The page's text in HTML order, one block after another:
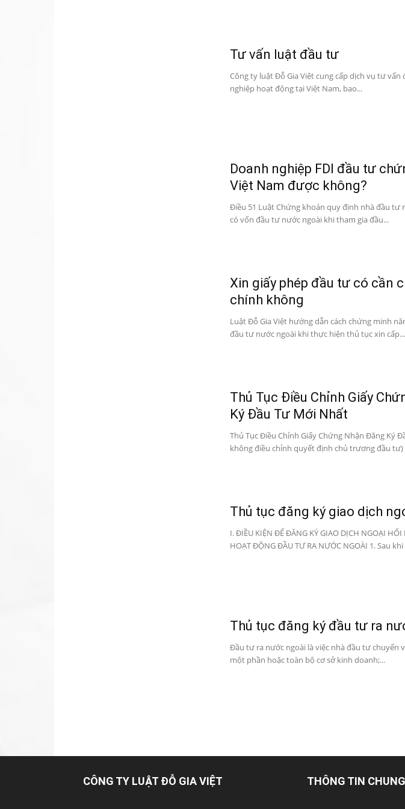
Tư vấn luật đầu tư
Công ty luật Đỗ Gia Việt cung cấp dịch vụ tư vấn
nghiệp hoạt động tại Việt Nam, bao...
Doanh nghiệp FDI đầu tư
Việt Nam được không?
Điều 51 Luật Chứng khoán quy định nhà đầu tư
có vốn đầu tư nước ngoài khi tham gia đầu...
Xin giấy phép đầu tư có cần
chính không
Luật Đỗ Gia Việt hướng dẫn cách chứng minh
đầu tư nước ngoài khi thực hiện thủ tục xin cấp...
Thủ Tục Điều Chỉnh Giấy
Ký Đầu Tư Mới Nhất
Thủ Tục Điều Chỉnh Giấy Chứng Nhận Đăng Ký
không điều chỉnh quyết định chủ trương đầu tư)
Thủ tục đăng ký giao dịch
I. ĐIỀU KIỆN ĐỂ ĐĂNG KÝ GIAO DỊCH NGOẠI
HOẠT ĐỘNG ĐẦU TƯ RA NƯỚC NGOÀI 1. Sau
Thủ tục đăng ký đầu tư ra
Đầu tư ra nước ngoài là việc nhà đầu tư chuyển
một phần hoặc toàn bộ cơ sở kinh doanh;...
CÔNG TY LUẬT ĐỖ GIA VIỆT THÔNG TIN CHUNG